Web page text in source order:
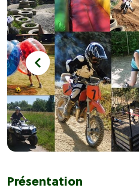
Présentation